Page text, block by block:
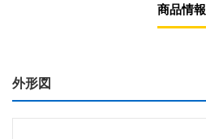
商品情報
外形図